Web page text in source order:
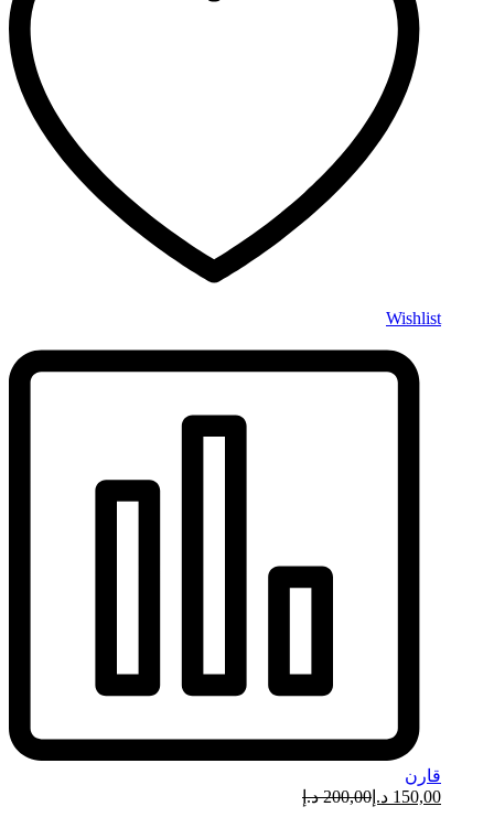
Wishlist
قارن
150,00 د.إ 200,00 د.إ